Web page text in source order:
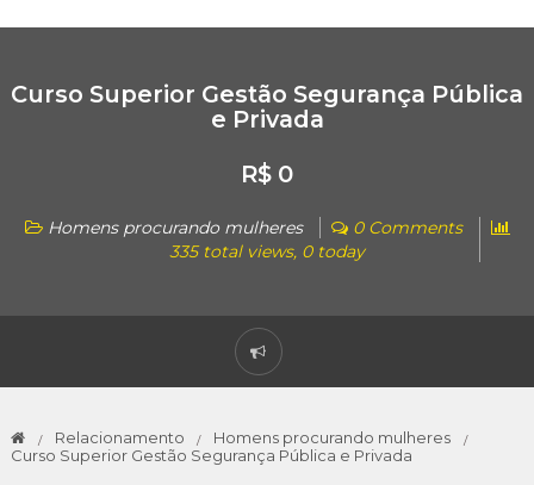
Curso Superior Gestão Segurança Pública
e Privada
R$ 0
Homens procurando mulheres
0 Comments
335 total views, 0 today
Relacionamento
Homens procurando mulheres
Curso Superior Gestão Segurança Pública e Privada